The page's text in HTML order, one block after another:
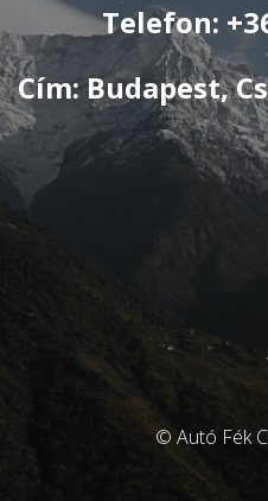
Telefon:
Cím: Budapest,
© Autó Fék